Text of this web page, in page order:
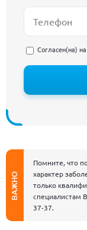
Согласен(на) на
ВАЖНО
Помните, что
характер
только
специалистам
37-37.